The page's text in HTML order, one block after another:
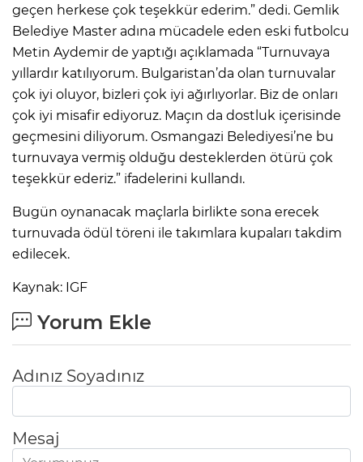
geçen herkese çok teşekkür ederim.” dedi. Gemlik
Belediye Master adına mücadele eden eski futbolcu
Metin Aydemir de yaptığı açıklamada “Turnuvaya
yıllardır katılıyorum. Bulgaristan’da olan turnuvalar
çok iyi oluyor, bizleri çok iyi ağırlıyorlar. Biz de onları
çok iyi misafir ediyoruz. Maçın da dostluk içerisinde
geçmesini diliyorum. Osmangazi Belediyesi’ne bu
turnuvaya vermiş olduğu desteklerden ötürü çok
teşekkür ederiz.” ifadelerini kullandı.
Bugün oynanacak maçlarla birlikte sona erecek
turnuvada ödül töreni ile takımlara kupaları takdim
edilecek.
Kaynak: IGF
Yorum Ekle
Adınız Soyadınız
Mesaj